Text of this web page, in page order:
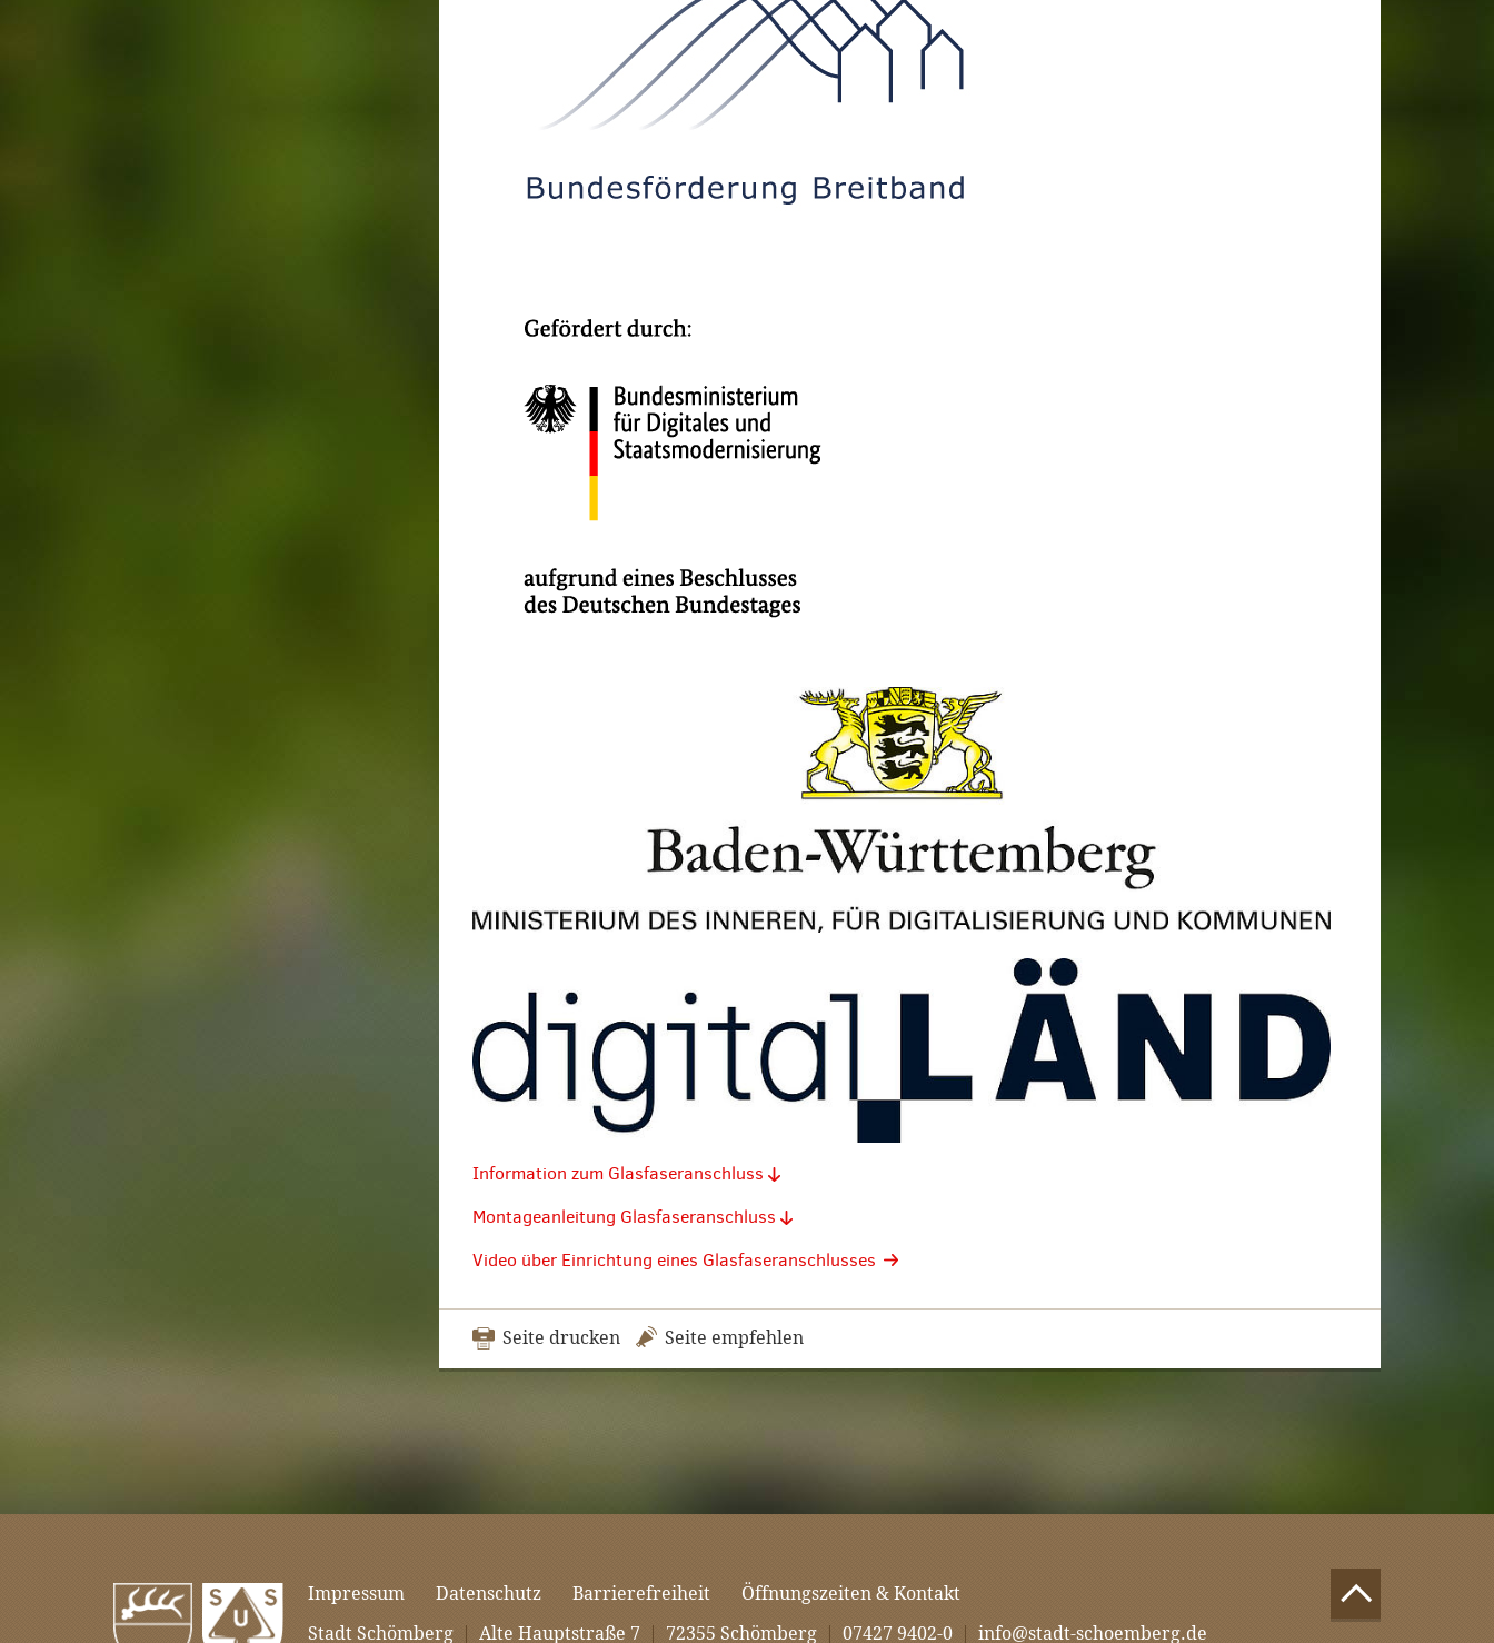
Information zum Glasfaseranschluss
Montageanleitung Glasfaseranschluss
Video über Einrichtung eines Glasfaseranschlusses
Seite drucken Seite empfehlen
Impressum Datenschutz Barrierefreiheit
Öffnungszeiten & Kontakt
Stadt Schömberg
Alte Hauptstraße 7 72355 Schömberg 07427 9402-0 info@stadt-schoemberg.de